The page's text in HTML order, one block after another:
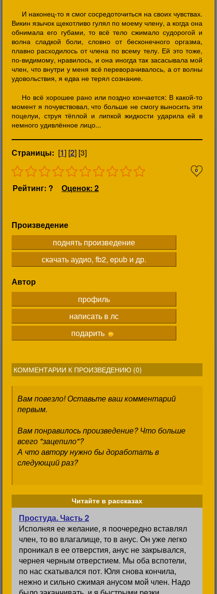
И наконец-то я смог сосредоточиться на своих чувствах.
Викин язычок щекотливо гулял по моему члену, а когда она
обнимала его губами, то всё тело сжимало судорогой и
волна сладкой боли, словно от бесконечного оргазма,
плавно расходилось от члена по всему телу. Ей это тоже,
по-видимому, нравилось, и она иногда так засасывала мой
член, что внутри у меня всё переворачивалось, а от волны
удовольствия, я едва не терял сознание.
Но всё хорошее рано или поздно кончается: В какой-то
момент я почувствовал, что больше не смогу выносить эти
поцелуи, струя тёплой и липкой жидкости ударила ей в
немного удивлённое лицо...
Страницы: [1] [2] [3]
0
Рейтинг: ? Оценок: 2
Произведение
поднять произведение
скачать аудио, fb2, epub и др.
Автор
профиль
написать в лс
подарить
КОММЕНТАРИИ К ПРОИЗВЕДЕНИЮ (0)
Вам повезло! Оставьте ваш комментарий
первым.
Вам понравилось произведение? Что больше
всего "зацепило"?
А что автору нужно бы доработать в
следующий раз?
Читайте в рассказах
Простуда. Часть 2
Исполняя ее желание, я поочередно вставлял
член, то во влагалище, то в анус. Он уже легко
проникал в ее отверстия, анус не закрывался,
чернея черным отверстием. Мы оба вспотели,
по нас скатывался пот. Юля снова кончила,
нежно и сильно сжимая анусом мой член. Надо